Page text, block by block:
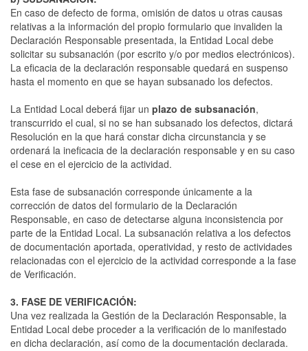
En caso de defecto de forma, omisión de datos u otras causas
relativas a la información del propio formulario que invaliden la
Declaración Responsable presentada, la Entidad Local debe
solicitar su subsanación (por escrito y/o por medios electrónicos).
La eficacia de la declaración responsable quedará en suspenso
hasta el momento en que se hayan subsanado los defectos.
La Entidad Local deberá fijar un plazo de subsanación,
transcurrido el cual, si no se han subsanado los defectos, dictará
Resolución en la que hará constar dicha circunstancia y se
ordenará la ineficacia de la declaración responsable y en su caso
el cese en el ejercicio de la actividad.
Esta fase de subsanación corresponde únicamente a la
corrección de datos del formulario de la Declaración
Responsable, en caso de detectarse alguna inconsistencia por
parte de la Entidad Local. La subsanación relativa a los defectos
de documentación aportada, operatividad, y resto de actividades
relacionadas con el ejercicio de la actividad corresponde a la fase
de Verificación.
3. FASE DE VERIFICACIÓN:
Una vez realizada la Gestión de la Declaración Responsable, la
Entidad Local debe proceder a la verificación de lo manifestado
en dicha declaración, así como de la documentación declarada.